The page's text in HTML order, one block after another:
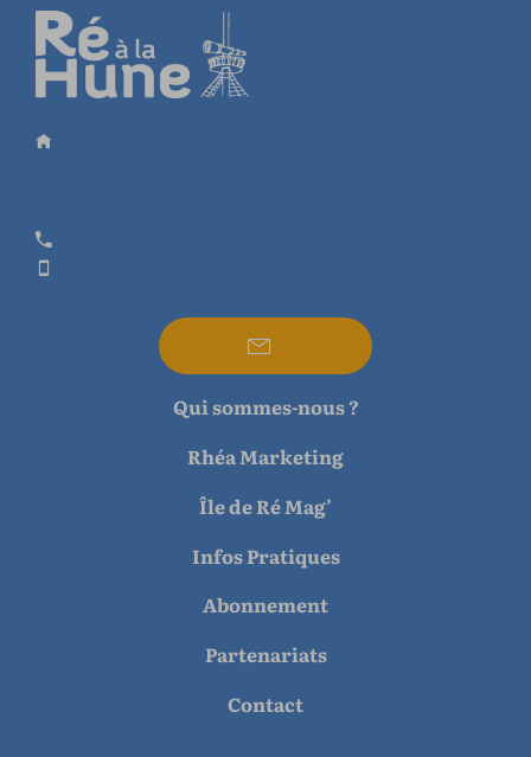
Qui sommes-nous ?
Rhéa Marketing
Île de Ré Mag’
Infos Pratiques
Abonnement
Partenariats
Contact